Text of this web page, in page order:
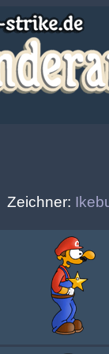
Zeichner: